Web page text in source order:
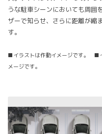
うな駐車シーンにおいても周囲
ザーで知らせ、さらに距離が縮
す。
■イラストは作動イメージです。 ■
メージです。